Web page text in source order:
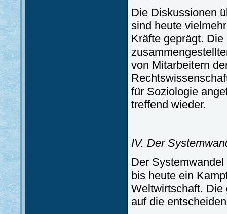
Die Diskussionen
sind heute
Kräfte geprägt.
von Mitarbeitern
für Soziologie
treffend wieder.
IV. Der
Der
bis heute ein
Weltwirtschaft. Die
auf die